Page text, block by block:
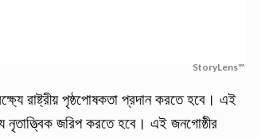
StoryLens™
রাষ্ট্রীয় পৃষ্ঠপোষকতা প্রদান করতে হবে। এই
নৃতাত্ত্বিক জরিপ করতে হবে। এই জনগোষ্ঠীর